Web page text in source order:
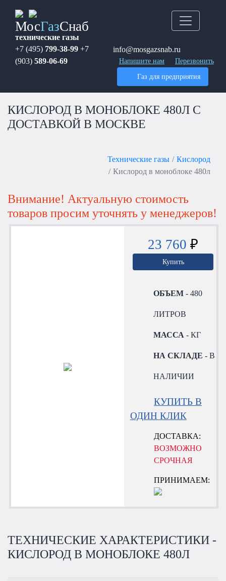
МосГазСнаб
технические газы
+7 (495) 799-38-99 +7
(903) 589-06-69
info@mosgazsnab.ru
Напишите нам Перезвонить
Газ для предприятия
КИСЛОРОД В МОНОБЛОКЕ 480Л С
ДОСТАВКОЙ В МОСКВЕ
Технические газы
Кислород
Кислород в моноблоке 480л
Внимание! Актуальную стоимость
товаров просим уточнять у менеджеров!
23 760₽
Купить
ОБЪЕМ - 480
ЛИТРОВ
МАССА - КГ
НА СКЛАДЕ - В
НАЛИЧИИ
КУПИТЬ В
ОДИН КЛИК
ДОСТАВКА:
ВОЗМОЖНО
СРОЧНАЯ
ПРИНИМАЕМ:
ТЕХНИЧЕСКИЕ ХАРАКТЕРИСТИКИ -
КИСЛОРОД В МОНОБЛОКЕ 480Л